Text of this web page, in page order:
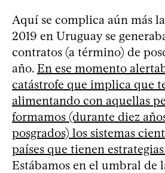
Aquí se complica aún más
2019 en Uruguay se
contratos (a término) de
año. En ese momento
catástrofe que implica que
alimentando con aquellas
formamos (durante diez
posgrados) los sistemas
países que tienen
Estábamos en el umbral de